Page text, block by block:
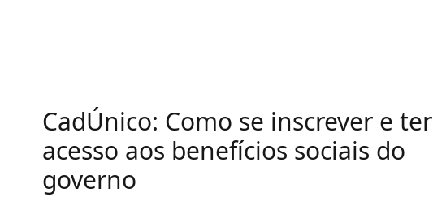
CadÚnico: Como se inscrever e ter
acesso aos benefícios sociais do
governo